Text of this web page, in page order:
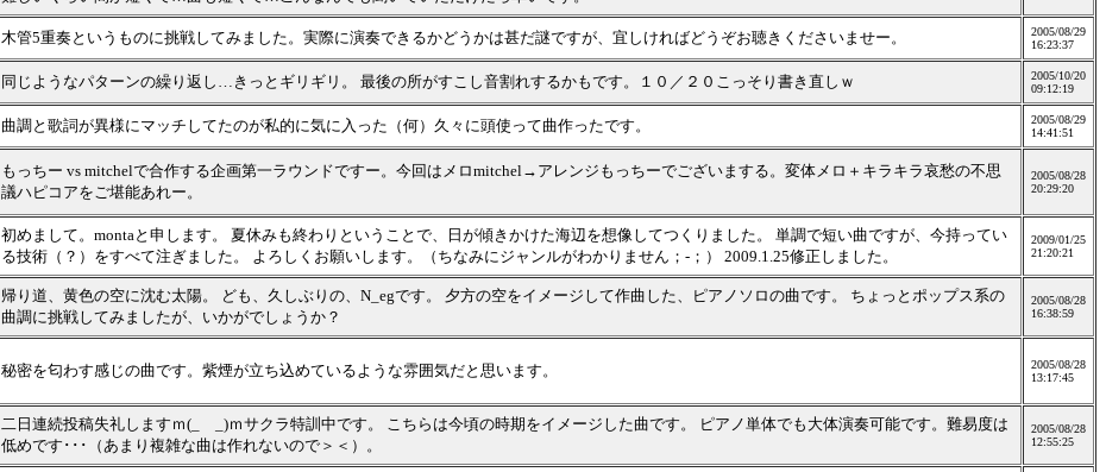
木管5重奏というものに挑戦してみました。実際に演奏できるかどうかは甚だ謎ですが、宜しければどうぞお聴きくださいませー。
2005/08/29
16:23:37
同じようなパターンの繰り返し…きっとギリギリ。 最後の所がすこし音割れするかもです。１０／２０こっそり書き直しｗ
2005/10/20
09:12:19
曲調と歌詞が異様にマッチしてたのが私的に気に入った（何）久々に頭使って曲作ったです。
2005/08/29
14:41:51
もっちー vs mitchelで合作する企画第一ラウンドですー。今回はメロmitchel→アレンジもっちーでございまする。変体メロ＋キラキラ哀愁の不思
議ハピコアをご堪能あれー。
2005/08/28
20:29:20
初めまして。montaと申します。 夏休みも終わりということで、日が傾きかけた海辺を想像してつくりました。 単調で短い曲ですが、今持ってい
る技術（？）をすべて注ぎました。 よろしくお願いします。（ちなみにジャンルがわかりません；-；） 2009.1.25修正しました。
2009/01/25
21:20:21
帰り道、黄色の空に沈む太陽。 ども、久しぶりの、N_egです。 夕方の空をイメージして作曲した、ピアノソロの曲です。 ちょっとポップス系の
曲調に挑戦してみましたが、いかがでしょうか？
2005/08/28
16:38:59
秘密を匂わす感じの曲です。紫煙が立ち込めているような雰囲気だと思います。
2005/08/28
13:17:45
二日連続投稿失礼しますｍ(_ _)ｍサクラ特訓中です。 こちらは今頃の時期をイメージした曲です。 ピアノ単体でも大体演奏可能です。難易度は
低めです･･･（あまり複雑な曲は作れないので＞＜）。
2005/08/28
12:55:25